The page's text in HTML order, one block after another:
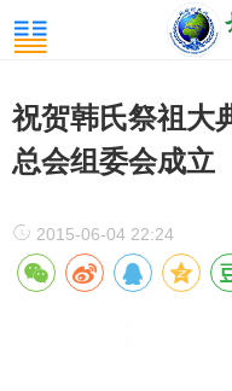
祝贺韩氏祭祖大
总会组委会成立
2015-06-04 22:24